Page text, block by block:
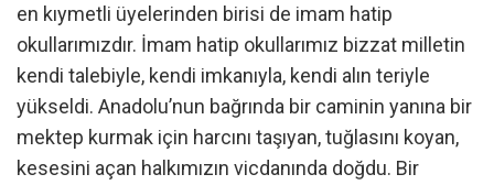
en kıymetli üyelerinden birisi de imam hatip
okullarımızdır. İmam hatip okullarımız bizzat milletin
kendi talebiyle, kendi imkanıyla, kendi alın teriyle
yükseldi. Anadolu’nun bağrında bir caminin yanına bir
mektep kurmak için harcını taşıyan, tuğlasını koyan,
kesesini açan halkımızın vicdanında doğdu. Bir